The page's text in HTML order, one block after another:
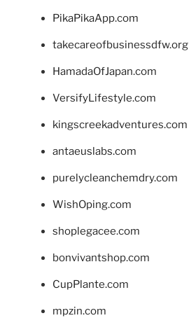
PikaPikaApp.com
takecareofbusinessdfw.org
HamadaOfJapan.com
VersifyLifestyle.com
kingscreekadventures.com
antaeuslabs.com
purelycleanchemdry.com
WishOping.com
shoplegacee.com
bonvivantshop.com
CupPlante.com
mpzin.com